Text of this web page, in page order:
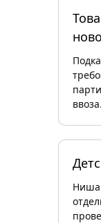
ввоза.
Ниша